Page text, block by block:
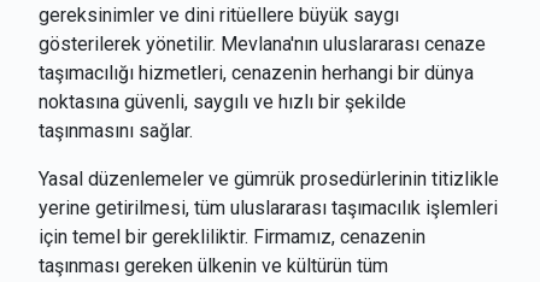
gereksinimler ve dini ritüellere büyük saygı
gösterilerek yönetilir. Mevlana'nın uluslararası cenaze
taşımacılığı hizmetleri, cenazenin herhangi bir dünya
noktasına güvenli, saygılı ve hızlı bir şekilde
taşınmasını sağlar.
Yasal düzenlemeler ve gümrük prosedürlerinin titizlikle
yerine getirilmesi, tüm uluslararası taşımacılık işlemleri
için temel bir gerekliliktir. Firmamız, cenazenin
taşınması gereken ülkenin ve kültürün tüm